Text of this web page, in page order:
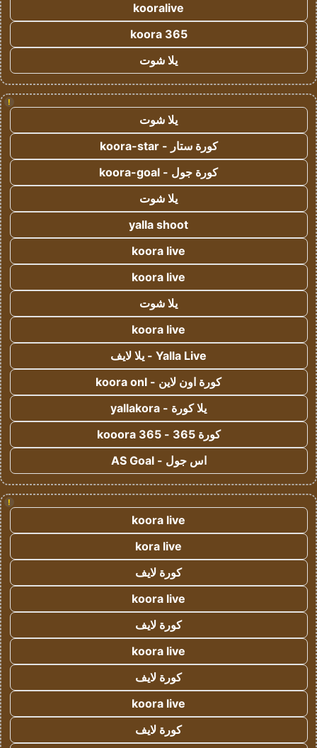
kooralive
koora 365
يلا شوت
!
يلا شوت
كورة ستار - koora-star
كورة جول - koora-goal
يلا شوت
yalla shoot
koora live
koora live
يلا شوت
koora live
Yalla Live - يلا لايف
كورة اون لاين - koora onl
يلا كورة - yallakora
كورة 365 - kooora 365
اس جول - AS Goal
!
koora live
kora live
كورة لايف
koora live
كورة لايف
koora live
كورة لايف
koora live
كورة لايف